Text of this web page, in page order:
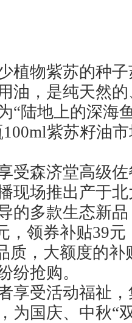
物紫苏的种子
油，是纯天然
“陆地上的深海
紫苏籽油
森济堂高级佐
现场推出产于
的多款生态新
，领券补贴39
质，大额度的补
纷抢购。
受活动福祉，
为国庆、中秋“